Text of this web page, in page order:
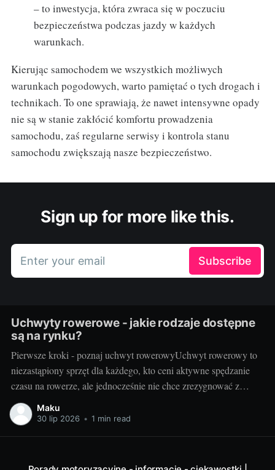
– to inwestycja, która zwraca się w poczuciu
bezpieczeństwa podczas jazdy w każdych
warunkach.
Kierując samochodem we wszystkich możliwych
warunkach pogodowych, warto pamiętać o tych drogach i
technikach. To one sprawiają, że nawet intensywne opady
nie są w stanie zakłócić komfortu prowadzenia
samochodu, zaś regularne serwisy i kontrola stanu
samochodu zwiększają nasze bezpieczeństwo.
Sign up for more like this.
Enter your email Subscribe
Uchwyty rowerowe - jakie rodzaje dostępne
są na rynku?
Pierwsze kroki - poznaj uchwyt rowerowyUchwyt rowerowy to
niezastąpiony sprzęt dla każdego, kto ceni aktywne spędzanie
czasu na rowerze, ale jednocześnie nie chce zrezygnować z
wygodnej podróży samochodem. Dzięki takim urządzeniom,
możemy bezproblemowo przewieźć rower na dachu samochodu
Maku
30 lip 2026 • 1 min read